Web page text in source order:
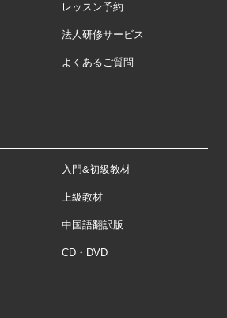
レッスン予約
法人研修サービス
よくあるご質問
入門&初級教材
上級教材
中国語翻訳版
CD・DVD